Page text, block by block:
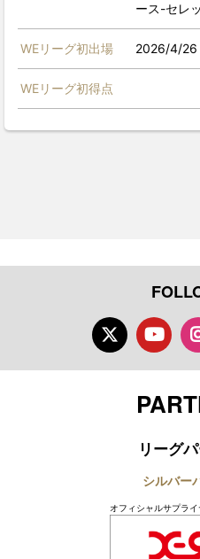
ース-セレ
WEリーグ初出場 2026/4/26
WEリーグ初得点
Twitter
リーグ
シルバー
オフィシャルサプライ